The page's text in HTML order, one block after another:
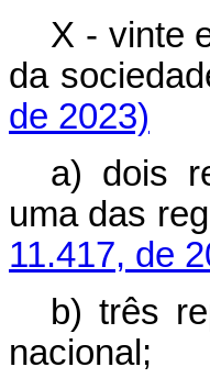
X - vinte
da
de 2023)
a) dois
uma das
11.417, de
b) três
nacional;